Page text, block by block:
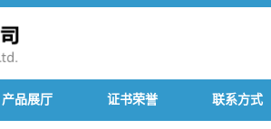
产品展厅 证书荣誉 联系方式